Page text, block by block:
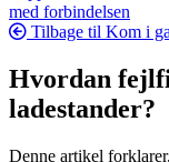
med forbindelsen
Tilbage til Kom i
Hvordan
ladestander?
Denne artikel